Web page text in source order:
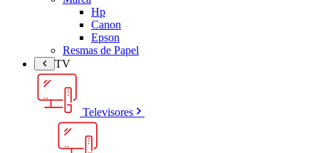
Hp
Canon
Epson
Resmas de Papel
TV
Televisores